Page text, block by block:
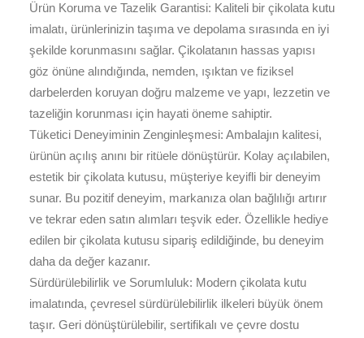
Ürün Koruma ve Tazelik Garantisi: Kaliteli bir çikolata kutu
imalatı, ürünlerinizin taşıma ve depolama sırasında en iyi
şekilde korunmasını sağlar. Çikolatanın hassas yapısı
göz önüne alındığında, nemden, ışıktan ve fiziksel
darbelerden koruyan doğru malzeme ve yapı, lezzetin ve
tazeliğin korunması için hayati öneme sahiptir.
Tüketici Deneyiminin Zenginleşmesi: Ambalajın kalitesi,
ürünün açılış anını bir ritüele dönüştürür. Kolay açılabilen,
estetik bir çikolata kutusu, müşteriye keyifli bir deneyim
sunar. Bu pozitif deneyim, markanıza olan bağlılığı artırır
ve tekrar eden satın alımları teşvik eder. Özellikle hediye
edilen bir çikolata kutusu sipariş edildiğinde, bu deneyim
daha da değer kazanır.
Sürdürülebilirlik ve Sorumluluk: Modern çikolata kutu
imalatında, çevresel sürdürülebilirlik ilkeleri büyük önem
taşır. Geri dönüştürülebilir, sertifikalı ve çevre dostu